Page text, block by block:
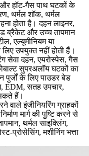
और हॉट-गैस पाथ घटकों के
थर्मल शॉक, थर्मल
होता है। दहन लाइनर,
ब्रैकेट और उच्च तापमान
एल्यूमीनियम या
उपयुक्त नहीं होती हैं।
सेवा दहन, एयरोस्पेस, गैस
सुपरअलॉय घटकों का
के लिए पाउडर बेड
EDM, सतह उपचार,
हैं।
वाले इंजीनियरिंग ग्राहकों
मार्ग की पुष्टि करने से
थर्मल साइक्लिंग,
प्रोसेसिंग, मशीनिंग भत्ता